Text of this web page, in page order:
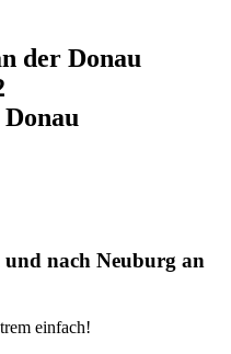
der Donau
und nach Neuburg an
einfach!